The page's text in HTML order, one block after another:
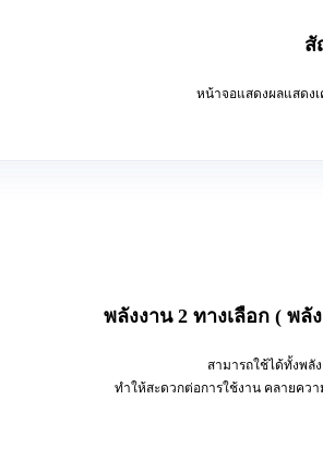
สั
หน้าจอแสดงผลแสดง
พลังงาน 2 ทางเลือก ( พ
สามารถใช้ได้ทั้งพลั
ทำให้สะดวกต่อการใช้งาน คลายคว